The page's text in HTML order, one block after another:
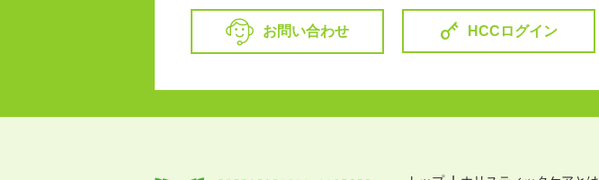
お問い合わせ HCCログイン